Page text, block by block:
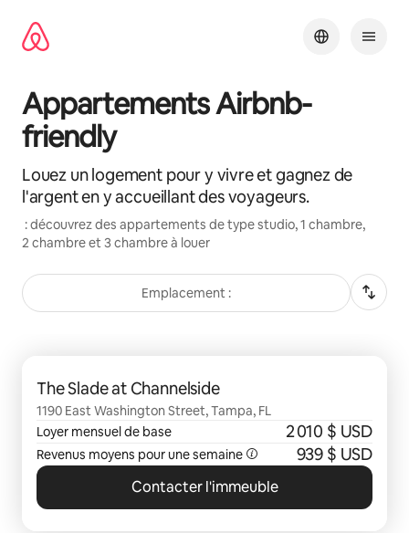
directement
Appartements Airbnb-
friendly
Louez un logement pour y vivre et gagnez de
l'argent en y accueillant des voyageurs.
: découvrez des appartements de type studio, 1 chambre,
2 chambre et 3 chambre à louer
Emplacement :
The Slade at Channelside
1190 East Washington Street, Tampa, FL
Loyer mensuel de base
2 010 $ USD
Revenus moyens pour une semaine 939 $ USD
Contacter l'immeuble